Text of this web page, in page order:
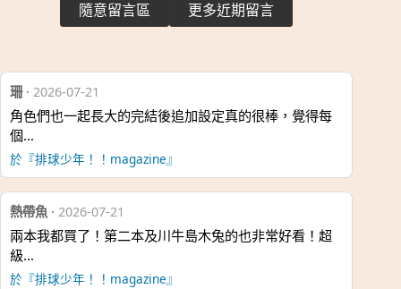
隨意留言區 更多近期留言
珊· 2026-07-21
角色們也一起長大的完結後追加設定真的很棒，覺得每
個…
於『排球少年！！magazine』
熱帶魚 · 2026-07-21
兩本我都買了！第二本及川牛島木兔的也非常好看！超
級…
於『排球少年！！magazine』